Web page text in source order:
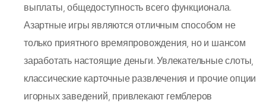
выплаты, общедоступность всего функционала.
Азартные игры являются отличным способом не
только приятного времяпровождения, но и шансом
заработать настоящие деньги. Увлекательные слоты,
классические карточные развлечения и прочие опции
игорных заведений, привлекают гемблеров